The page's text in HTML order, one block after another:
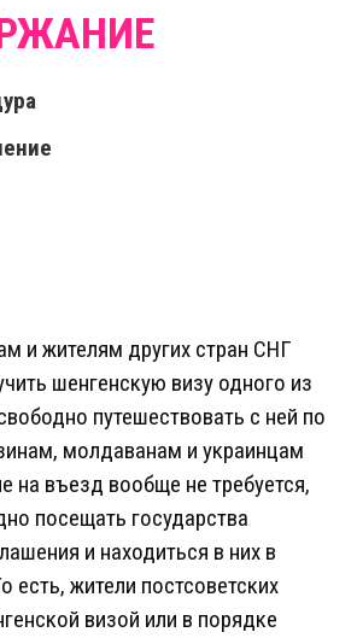
и жителям других стран СНГ
шенгенскую визу одного из
путешествовать с ней по
молдаванам и украинцам
на въезд вообще не требуется,
посещать государства
и находиться в них в
есть, жители постсоветских
визой или в порядке